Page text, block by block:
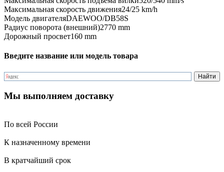
Максимальная скорость движения24/25 km/h
Модель двигателяDAEWOO/DB58S
Радиус поворота (внешний)2770 mm
Дорожный просвет160 mm
Введите название или модель товара
Мы выполняем доставку
По всей России
К назначенному времени
В кратчайший срок